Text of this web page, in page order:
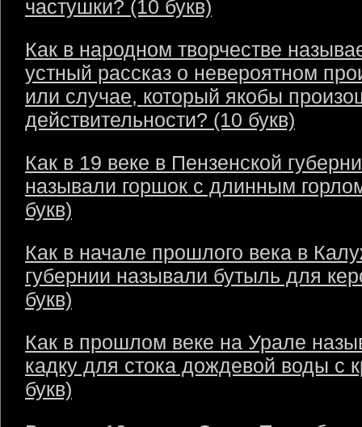
частушки? (10 букв)
Как в народном творчестве
устный рассказ о невероятном
или случае, который якобы
действительности? (10 букв)
Как в 19 веке в Пензенской
называли горшок с длинным
букв)
Как в начале прошлого века в
губернии называли бутыль для
букв)
Как в прошлом веке на Урале
кадку для стока дождевой воды с
букв)